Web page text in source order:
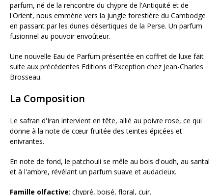
parfum, né de la rencontre du chypre de l'Antiquité et de
l'Orient, nous emmène vers la jungle forestière du Cambodge
en passant par les dunes désertiques de la Perse. Un parfum
fusionnel au pouvoir envoûteur.
Une nouvelle Eau de Parfum présentée en coffret de luxe fait
suite aux précédentes Editions d'Exception chez Jean-Charles
Brosseau.
La Composition
Le safran d'Iran intervient en tête, allié au poivre rose, ce qui
donne à la note de cœur fruitée des teintes épicées et
enivrantes.
En note de fond, le patchouli se mêle au bois d'oudh, au santal
et à l'ambre, révélant un parfum suave et audacieux.
Famille olfactive: chypré, boisé, floral, cuir.